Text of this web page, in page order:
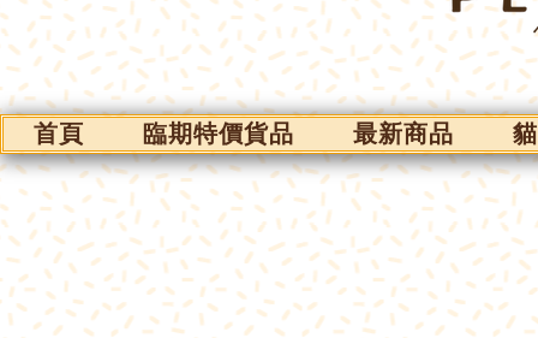
首頁 臨期特價貨品 最新商品